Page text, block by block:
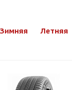
Зимняя Летняя